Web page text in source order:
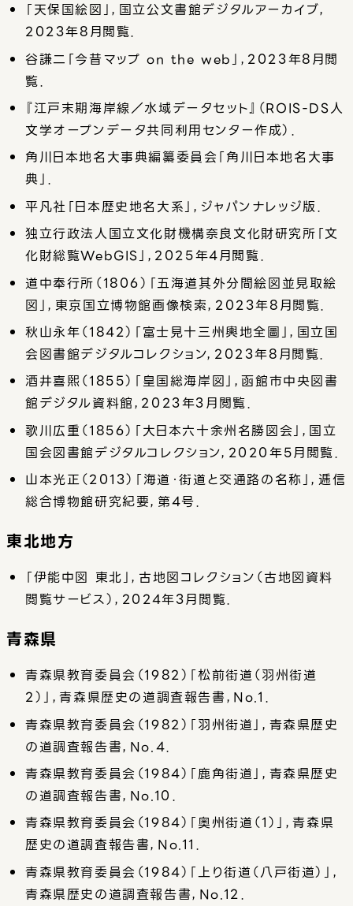
「天保国絵図」，国立公文書館デジタルアーカイブ，
2023年8月閲覧．
谷謙二「今昔マップ on the web」，2023年8月閲
覧．
『江戸末期海岸線／水域データセット』（ROIS-DS人
文学オープンデータ共同利用センター作成）．
角川日本地名大事典編纂委員会「角川日本地名大事
典」．
平凡社「日本歴史地名大系」，ジャパンナレッジ版．
独立行政法人国立文化財機構奈良文化財研究所「文
化財総覧WebGIS」，2025年4月閲覧．
道中奉行所（1806）「五海道其外分間絵図並見取絵
図」，東京国立博物館画像検索，2023年8月閲覧．
秋山永年（1842）「富士見十三州輿地全圖」，国立国
会図書館デジタルコレクション，2023年8月閲覧．
酒井喜煕（1855）「皇国総海岸図」，函館市中央図書
館デジタル資料館，2023年3月閲覧．
歌川広重（1856）「大日本六十余州名勝図会」，国立
国会図書館デジタルコレクション，2020年5月閲覧．
山本光正（2013）「海道・街道と交通路の名称」，逓信
総合博物館研究紀要，第4号．
東北地方
「伊能中図 東北」，古地図コレクション（古地図資料
閲覧サービス），2024年3月閲覧．
青森県
青森県教育委員会（1982）「松前街道（羽州街道
2）」，青森県歴史の道調査報告書，No.1．
青森県教育委員会（1982）「羽州街道」，青森県歴史
の道調査報告書，No.4．
青森県教育委員会（1984）「鹿角街道」，青森県歴史
の道調査報告書，No.10．
青森県教育委員会（1984）「奥州街道（1）」，青森県
歴史の道調査報告書，No.11．
青森県教育委員会（1984）「上り街道（八戸街道）」，
青森県歴史の道調査報告書，No.12．